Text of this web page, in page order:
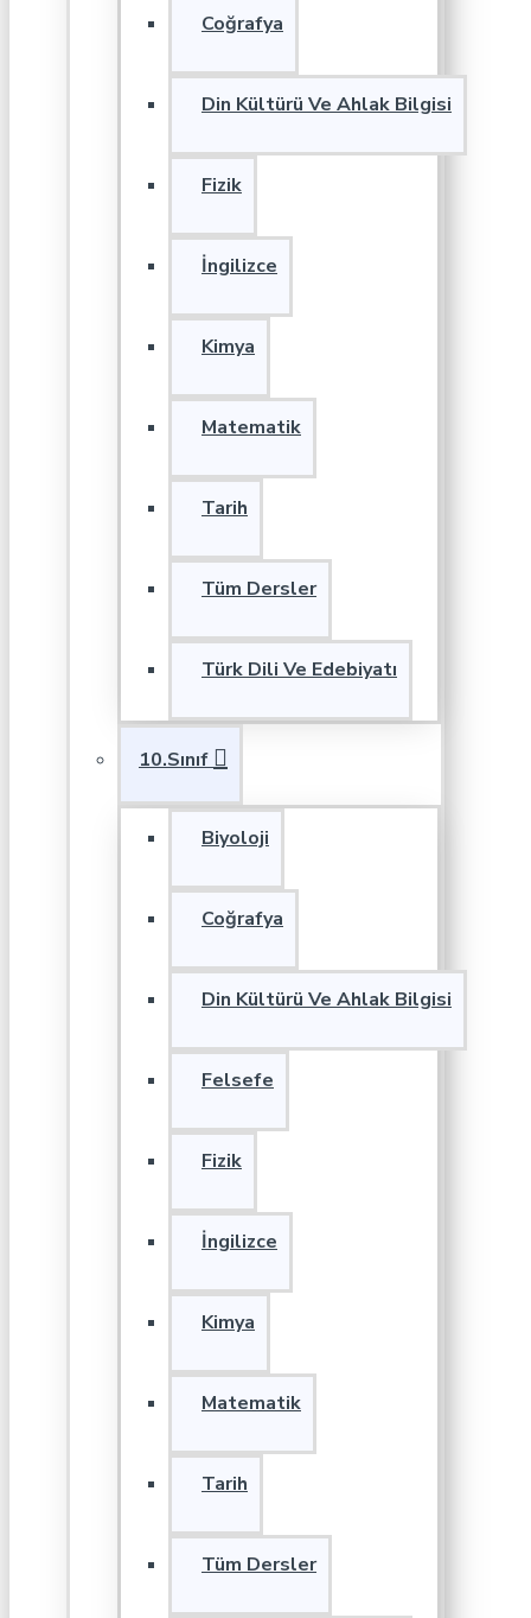
Coğrafya
Din Kültürü Ve Ahlak Bilgisi
Fizik
İngilizce
Kimya
Matematik
Tarih
Tüm Dersler
Türk Dili Ve Edebiyatı
10.Sınıf
Biyoloji
Coğrafya
Din Kültürü Ve Ahlak Bilgisi
Felsefe
Fizik
İngilizce
Kimya
Matematik
Tarih
Tüm Dersler